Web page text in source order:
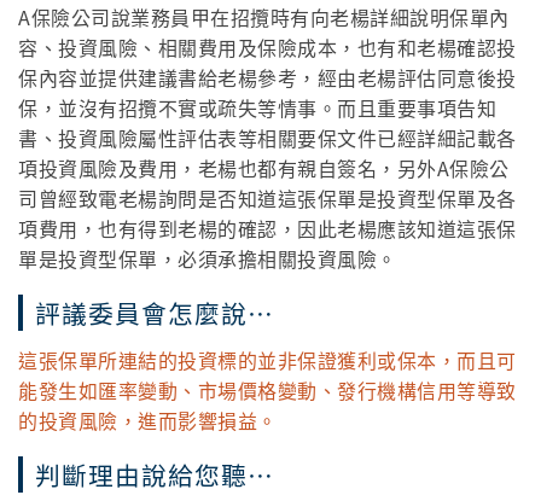
A保險公司說業務員甲在招攬時有向老楊詳細說明保單內
容、投資風險、相關費用及保險成本，也有和老楊確認投
保內容並提供建議書給老楊參考，經由老楊評估同意後投
保，並沒有招攬不實或疏失等情事。而且重要事項告知
書、投資風險屬性評估表等相關要保文件已經詳細記載各
項投資風險及費用，老楊也都有親自簽名，另外A保險公
司曾經致電老楊詢問是否知道這張保單是投資型保單及各
項費用，也有得到老楊的確認，因此老楊應該知道這張保
單是投資型保單，必須承擔相關投資風險。
評議委員會怎麼說…
這張保單所連結的投資標的並非保證獲利或保本，而且可
能發生如匯率變動、市場價格變動、發行機構信用等導致
的投資風險，進而影響損益。
判斷理由說給您聽…